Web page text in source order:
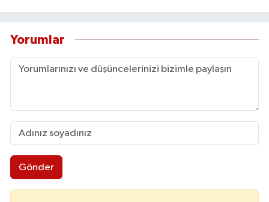
Yorumlar
Gönder